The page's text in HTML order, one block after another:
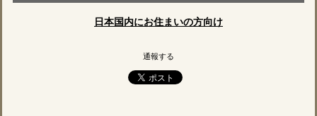
日本国内にお住まいの方向け
通報する